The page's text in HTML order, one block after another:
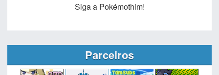
Siga a Pokémothim!
Parceiros